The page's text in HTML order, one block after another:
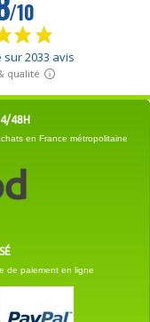
48H
en France métropolitaine
de paiement en ligne